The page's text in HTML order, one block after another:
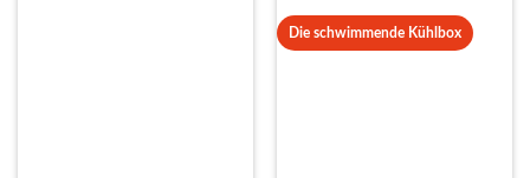
Die schwimmende Kühlbox